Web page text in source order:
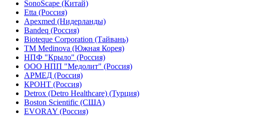
SonoScape (Китай)
Etta (Россия)
Apexmed (Нидерланды)
Bandeq (Россия)
Bioteque Corporation (Тайвань)
TM Medinova (Южная Корея)
НПФ "Крыло" (Россия)
ООО НПП "Медолит" (Россия)
АРМЕД (Россия)
КРОНТ (Россия)
Detrox (Detro Healthcare) (Турция)
Boston Scientific (США)
EVORAY (Россия)